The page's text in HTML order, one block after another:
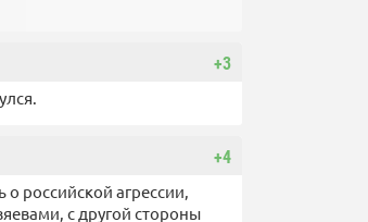
+3
+4
российской агрессии,
с другой стороны